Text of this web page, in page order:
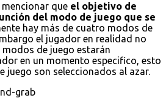
que el objetivo de
del modo de juego que se
hay más de cuatro modos de
el jugador en realidad no
de juego estarán
en un momento especifico, esto
juego son seleccionados al azar.